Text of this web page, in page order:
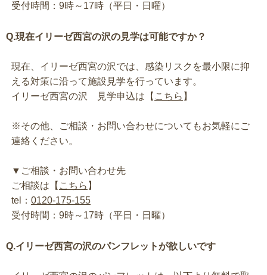
受付時間：9時～17時（平日・日曜）
Q.現在イリーゼ西宮の沢の見学は可能ですか？
現在、イリーゼ西宮の沢では、感染リスクを最小限に抑
える対策に沿って施設見学を行っています。
イリーゼ西宮の沢 見学申込は【 こちら 】
※その他、ご相談・お問い合わせについてもお気軽にご
連絡ください。
▼ご相談・お問い合わせ先
ご相談は【 こちら 】
tel： 0120-175-155
受付時間：9時～17時（平日・日曜）
Q.イリーゼ西宮の沢のパンフレットが欲しいです